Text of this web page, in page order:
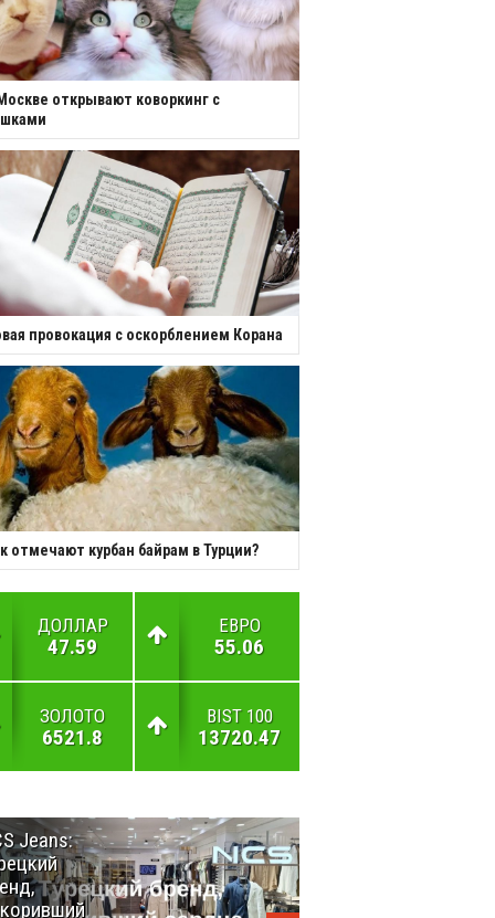
открывают коворкинг с
провокация с оскорблением Корана
отмечают курбан байрам в Турции?
ДОЛЛАР
47.59
ЕВРО
55.06
ЗОЛОТО
6521.8
BIST 100
13720.47
Jeans: